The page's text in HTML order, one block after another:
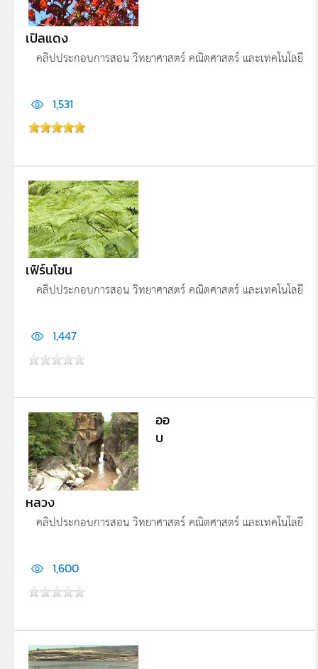
เปิลแดง
คลิปประกอบการสอน วิทยาศาสตร์ คณิตศาสตร์ และเทคโนโลยี
1,531
เฟิร์นโชน
คลิปประกอบการสอน วิทยาศาสตร์ คณิตศาสตร์ และเทคโนโลยี
1,447
ออ
บ
หลวง
คลิปประกอบการสอน วิทยาศาสตร์ คณิตศาสตร์ และเทคโนโลยี
1,600